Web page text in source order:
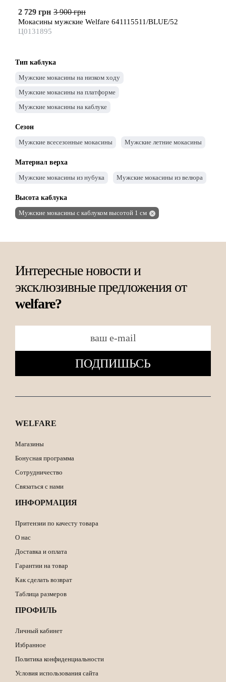
2 729 грн 3 900 грн
Мокасины мужские Welfare 641115511/BLUE/52
Ц0131895
Тип каблука
Мужские мокасины на низком ходу
Мужские мокасины на платформе
Мужские мокасины на каблуке
Сезон
Мужские всесезонные мокасины
Мужские летние мокасины
Материал верха
Мужские мокасины из нубука
Мужские мокасины из велюра
Высота каблука
Мужские мокасины с каблуком высотой 1 см
Интересные новости и
эксклюзивные предложения от
welfare?
ПОДПИШЬСЬ
WELFARE
Магазины
Бонусная программа
Сотрудничество
Связаться с нами
ИНФОРМАЦИЯ
Притензии по качесту товара
О нас
Доставка и оплата
Гарантии на товар
Как сделать возврат
Таблица размеров
ПРОФИЛЬ
Личный кабинет
Избранное
Политика конфиденциальности
Условия использования сайта